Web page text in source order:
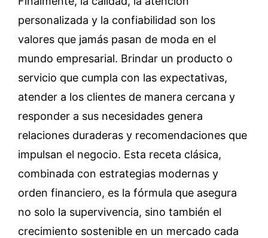
personalizada y la confiabilidad son los
valores que jamás pasan de moda en el
mundo empresarial. Brindar un producto o
servicio que cumpla con las expectativas,
atender a los clientes de manera cercana y
responder a sus necesidades genera
relaciones duraderas y recomendaciones que
impulsan el negocio. Esta receta clásica,
combinada con estrategias modernas y
orden financiero, es la fórmula que asegura
no solo la supervivencia, sino también el
crecimiento sostenible en un mercado cada